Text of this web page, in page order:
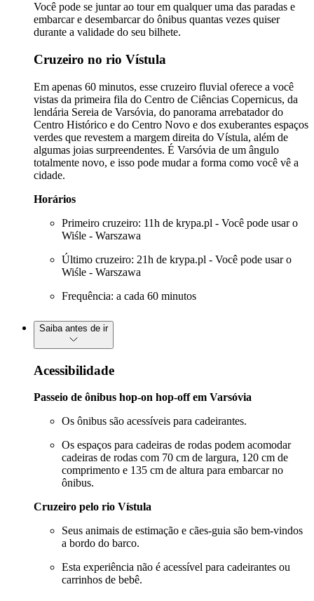
Você pode se juntar ao tour em qualquer uma das paradas e
embarcar e desembarcar do ônibus quantas vezes quiser
durante a validade do seu bilhete.
Cruzeiro no rio Vístula
Em apenas 60 minutos, esse cruzeiro fluvial oferece a você
vistas da primeira fila do Centro de Ciências Copernicus, da
lendária Sereia de Varsóvia, do panorama arrebatador do
Centro Histórico e do Centro Novo e dos exuberantes espaços
verdes que revestem a margem direita do Vístula, além de
algumas joias surpreendentes. É Varsóvia de um ângulo
totalmente novo, e isso pode mudar a forma como você vê a
cidade.
Horários
Primeiro cruzeiro: 11h de krypa.pl - Você pode usar o
Wiśle - Warszawa
Último cruzeiro: 21h de krypa.pl - Você pode usar o
Wiśle - Warszawa
Frequência: a cada 60 minutos
Saiba antes de ir
Acessibilidade
Passeio de ônibus hop-on hop-off em Varsóvia
Os ônibus são acessíveis para cadeirantes.
Os espaços para cadeiras de rodas podem acomodar
cadeiras de rodas com 70 cm de largura, 120 cm de
comprimento e 135 cm de altura para embarcar no
ônibus.
Cruzeiro pelo rio Vístula
Seus animais de estimação e cães-guia são bem-vindos
a bordo do barco.
Esta experiência não é acessível para cadeirantes ou
carrinhos de bebê.